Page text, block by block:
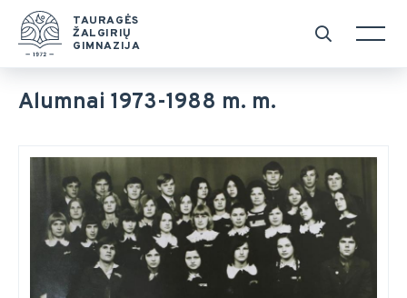
TAURAGĖS
ŽALGIRIŲ
GIMNAZIJA
Alumnai 1973-1988 m. m.